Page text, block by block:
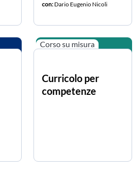
con: Dario Eugenio Nicoli
Corso su misura
Curricolo per
competenze